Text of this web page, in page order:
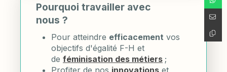
Pourquoi travailler avec
nous ?
Pour atteindre efficacement vos
objectifs d'égalité F-H et
de féminisation des métiers ;
Profiter de nos innovations et